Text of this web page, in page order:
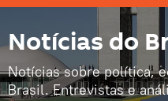
Notícias do
Notícias sobre política,
Brasil. Entrevistas e